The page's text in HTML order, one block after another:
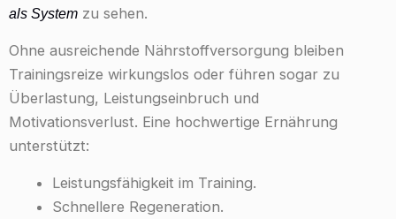
als System zu sehen.
Ohne ausreichende Nährstoffversorgung bleiben
Trainingsreize wirkungslos oder führen sogar zu
Überlastung, Leistungseinbruch und
Motivationsverlust. Eine hochwertige Ernährung
unterstützt:
Leistungsfähigkeit im Training.
Schnellere Regeneration.